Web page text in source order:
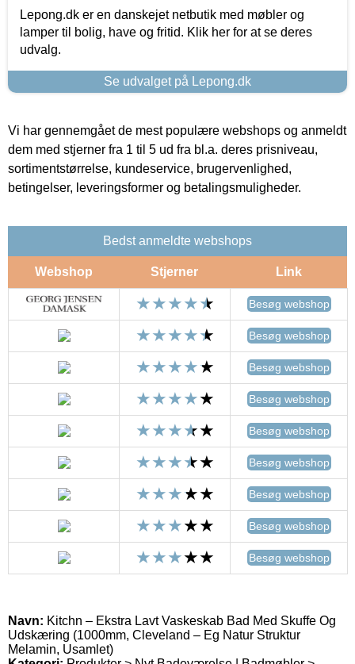
Lepong.dk er en danskejet netbutik med møbler og
lamper til bolig, have og fritid. Klik her for at se deres
udvalg.
Se udvalget på Lepong.dk
Vi har gennemgået de mest populære webshops og anmeldt
dem med stjerner fra 1 til 5 ud fra bl.a. deres prisniveau,
sortimentstørrelse, kundeservice, brugervenlighed,
betingelser, leveringsformer og betalingsmuligheder.
Bedst anmeldte webshops
Webshop Stjerner Link
Besøg webshop
Besøg webshop
Besøg webshop
Besøg webshop
Besøg webshop
Besøg webshop
Besøg webshop
Besøg webshop
Besøg webshop
Navn: Kitchn – Ekstra Lavt Vaskeskab Bad Med Skuffe Og
Udskæring (1000mm, Cleveland – Eg Natur Struktur
Melamin, Usamlet)